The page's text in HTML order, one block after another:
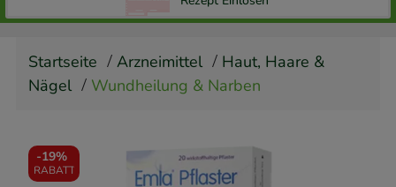
Startseite Arzneimittel
Haut, Haare &
Nägel
Wundheilung & Narben
-19%
RABATT